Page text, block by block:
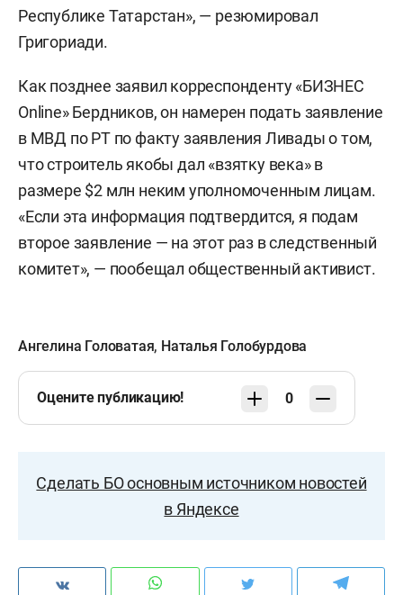
Республике Татарстан», — резюмировал
Григориади.
Как позднее заявил корреспонденту «БИЗНЕС
Online» Бердников, он намерен подать заявление
в МВД по РТ по факту заявления Ливады о том,
что строитель якобы дал «взятку века» в
размере $2 млн неким уполномоченным лицам.
«Если эта информация подтвердится, я подам
второе заявление — на этот раз в следственный
комитет», — пообещал общественный активист.
Ангелина Головатая, Наталья Голобурдова
Оцените публикацию! 0
Сделать БО основным источником новостей
в Яндексе